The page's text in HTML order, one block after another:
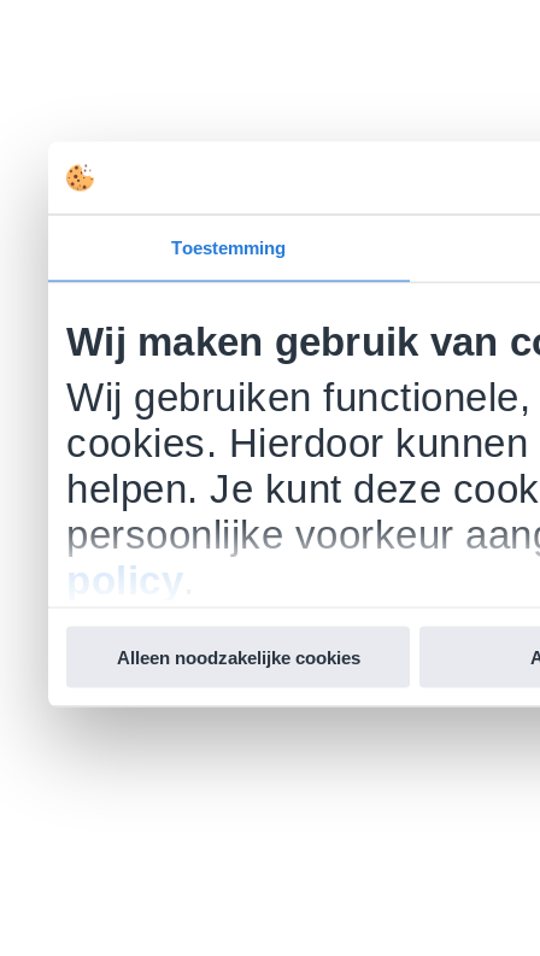
Toestemming
Wij maken gebruik van
Wij gebruiken
cookies. Hierdoor
helpen. Je kunt deze
persoonlijke voorkeur
policy
Alleen noodzakelijke cookies